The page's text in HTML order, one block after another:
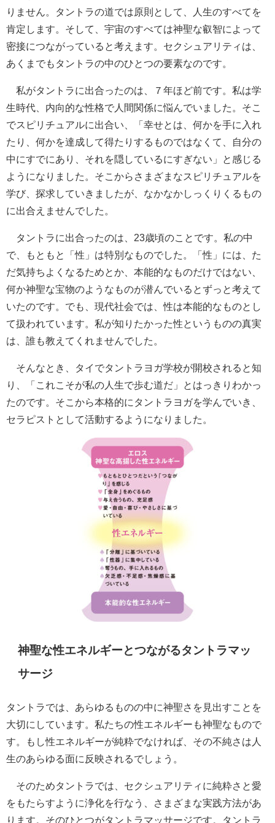
りません。タントラの道では原則として、人生のすべてを
肯定します。そして、宇宙のすべては神聖な叡智によって
密接につながっていると考えます。セクシュアリティは、
あくまでもタントラの中のひとつの要素なのです。
私がタントラに出合ったのは、７年ほど前です。私は学
生時代、内向的な性格で人間関係に悩んでい ました。そこ
でスピリチュアルに出合い、「幸せとは、何かを手に入れ
たり、何かを達成して得たりするものではなくて、自分の
中にすでにあり、それを隠しているにすぎない」と感じる
ようになりました。そこからさまざまなスピリチュアルを
学び、探求していきましたが、なかなかしっくりくるもの
に出合えませんでした。
タントラに出合ったのは、23歳頃のことです。私の中
で、もともと「性」は特別なものでした。「性」には、た
だ気持ちよくなるためとか、本能的なものだけではない、
何か神聖な宝物のようなものが潜んでいるとずっと考えて
いたのです。でも、現代社会では、性は本能的なものとし
て扱われています。私が知りたかった性というものの真実
は、誰も教えてくれませんでした。
そんなとき、タイでタントラヨガ学校が開校されると知
り、「これこそが私の人生で歩む道だ」と はっきりわかっ
たのです。そこから本格的にタントラヨガを学んでいき、
セラピストとして活動するようになりました。
神聖な性エネルギーとつながるタントラマッ
サージ
タントラでは、あらゆるものの中に神聖さを見出すことを
大切にしています。私たちの性エネルギーも神聖なもので
す。もし性エネルギーが純粋でなければ、その不純さは人
生のあらゆる面に反映されるでしょう。
そのためタントラでは、セクシュアリティに純粋さと愛
をもたらすように浄化を行なう、さまざまな実践方法があ
ります。そのひとつがタントラマッサージです。タントラ